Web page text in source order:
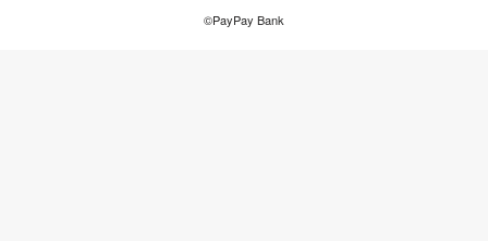
©PayPay Bank